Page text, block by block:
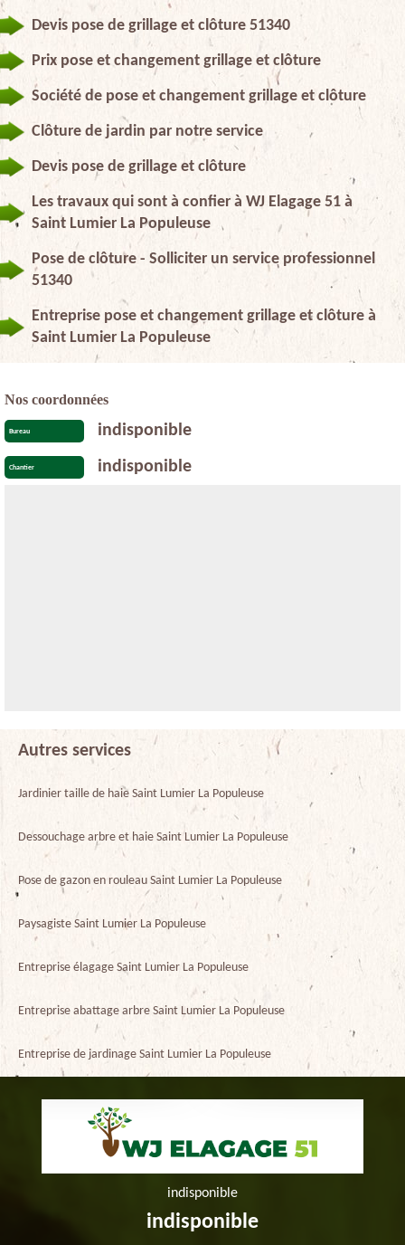
Devis pose de grillage et clôture 51340
Prix pose et changement grillage et clôture
Société de pose et changement grillage et clôture
Clôture de jardin par notre service
Devis pose de grillage et clôture
Les travaux qui sont à confier à WJ Elagage 51 à
Saint Lumier La Populeuse
Pose de clôture - Solliciter un service professionnel
51340
Entreprise pose et changement grillage et clôture à
Saint Lumier La Populeuse
Nos coordonnées
Bureau indisponible
Chantier indisponible
Autres services
Jardinier taille de haie Saint Lumier La Populeuse
Dessouchage arbre et haie Saint Lumier La Populeuse
Pose de gazon en rouleau Saint Lumier La Populeuse
Paysagiste Saint Lumier La Populeuse
Entreprise élagage Saint Lumier La Populeuse
Entreprise abattage arbre Saint Lumier La Populeuse
Entreprise de jardinage Saint Lumier La Populeuse
indisponible
indisponible